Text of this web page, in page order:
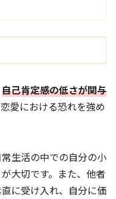
自己肯定感の低さが関与
愛における恐れを強め
生活の中での自分の小
大切です。また、他者
に受け入れ、自分に価